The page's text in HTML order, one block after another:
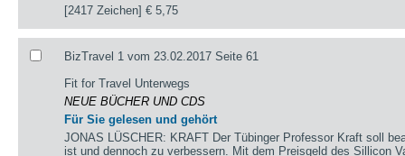
[2417 Zeichen]€ 5,75
BizTravel 1 vom 23.02.2017 Seite 61
Fit for Travel Unterwegs
NEUE BÜCHER UND CDS
Für Sie gelesen und gehört
JONAS LÜSCHER: KRAFT Der Tübinger Professor Kraft soll
ist und dennoch zu verbessern. Mit dem Preisgeld des Sillicon